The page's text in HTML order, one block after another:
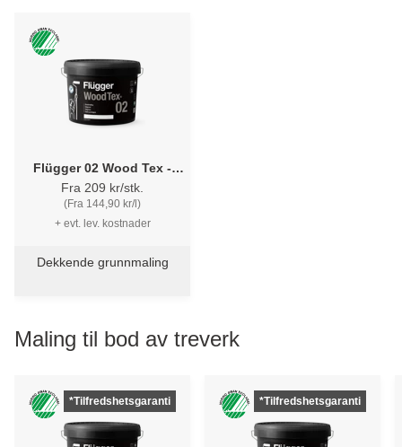
Flügger 02 Wood Tex -
pigmentert vannbasert
tregrunning
Fra 209 kr/stk.
(Fra 144,90 kr/l)
+ evt. lev. kostnader
Dekkende grunnmaling
Maling til bod av treverk
*Tilfredshetsgaranti *Tilfredshetsgaranti